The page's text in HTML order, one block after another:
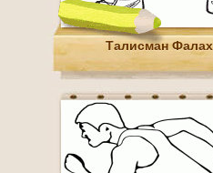
Талисман